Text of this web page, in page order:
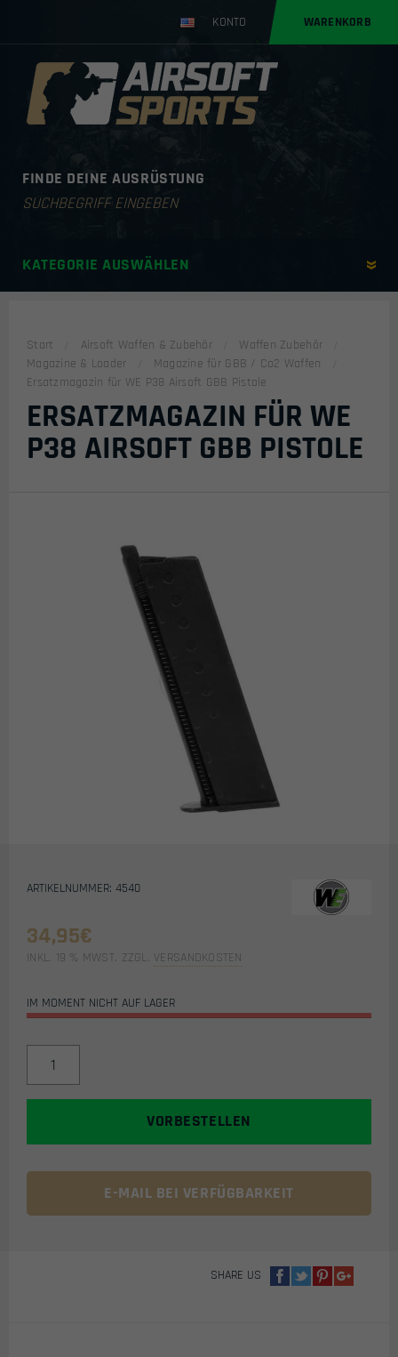
KONTO WARENKORB
FINDE DEINE AUSRÜSTUNG
Products
KATEGORIE AUSWÄHLEN
Start Airsoft Waffen & Zubehör
Waffen Zubehör
Magazine & Loader
Magazine für GBB / Co2 Waffen
Ersatzmagazin für WE P38 Airsoft GBB Pistole
ERSATZMAGAZIN FÜR WE
P38 AIRSOFT GBB PISTOLE
ARTIKELNUMMER: 4540
34,95€
INKL. 19 % MWST. ZZGL. VERSANDKOSTEN
IM MOMENT NICHT AUF LAGER
WE
GBB
VORBESTELLEN
E-MAIL BEI VERFÜGBARKEIT
SHARE US